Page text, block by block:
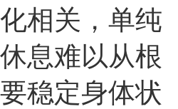
相关，单纯
息难以从根
稳定身体状